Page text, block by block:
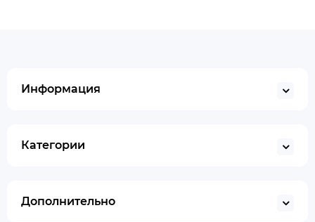
Информация
Категории
Дополнительно